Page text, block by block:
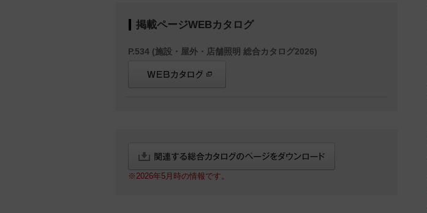
掲載ページWEBカタログ
P.534 (施設・屋外・店舗照明 総合カタログ2026)
※2026年5月時の情報です。